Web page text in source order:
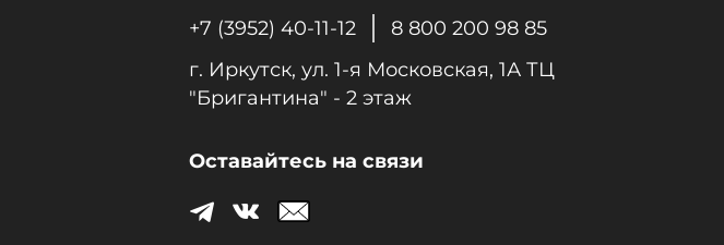
+7 (3952) 40-11-12
8 800 200 98 85
г. Иркутск, ул. 1-я Московcкая, 1А ТЦ
"Бригантина" - 2 этаж
Оставайтесь на связи